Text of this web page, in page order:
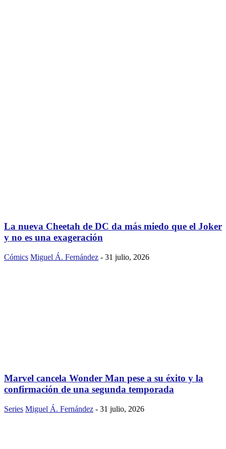
La nueva Cheetah de DC da más miedo que el Joker
y no es una exageración
Cómics Miguel Á. Fernández - 31 julio, 2026
Marvel cancela Wonder Man pese a su éxito y la
confirmación de una segunda temporada
Series Miguel Á. Fernández - 31 julio, 2026